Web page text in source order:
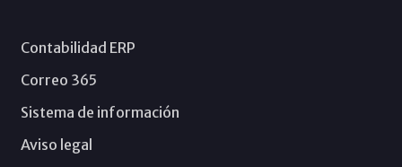
Contabilidad ERP
Correo 365
Sistema de información
Aviso legal